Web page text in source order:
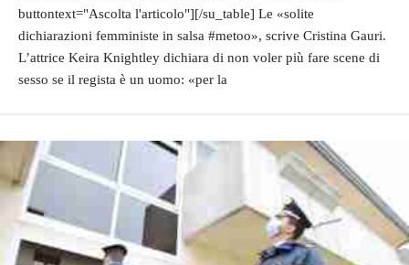
buttontext="Ascolta l'articolo"][/su_table] Le «solite
dichiarazioni femministe in salsa #metoo», scrive Cristina Gauri.
L’attrice Keira Knightley dichiara di non voler più fare scene di
sesso se il regista è un uomo: «per la